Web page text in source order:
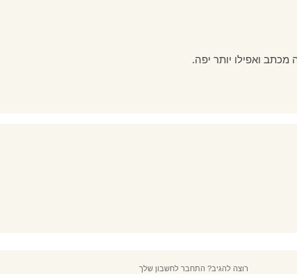
ואפילו יותר יפה.
רוצה להגיב? התחבר לחשבון שלך